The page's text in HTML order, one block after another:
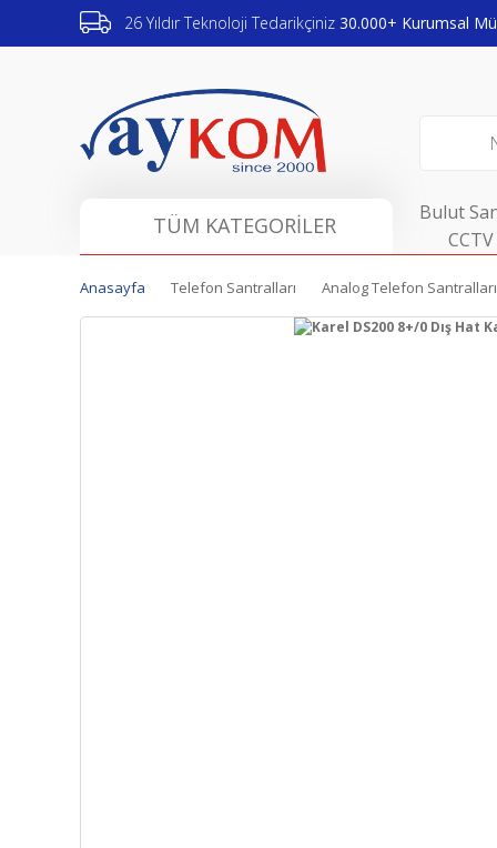
26 Yıldır Teknoloji Tedarikçiniz 30.000+ Kurumsal
TÜM KATEGORİLER Bulut
Anasayfa Telefon Santralları Analog Telefon Santralları